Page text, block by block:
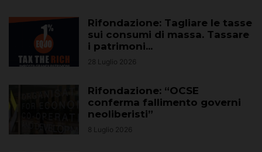
Rifondazione: Tagliare le tasse
sui consumi di massa. Tassare
i patrimoni...
28 Luglio 2026
Rifondazione: “OCSE
conferma fallimento governi
neoliberisti”
8 Luglio 2026